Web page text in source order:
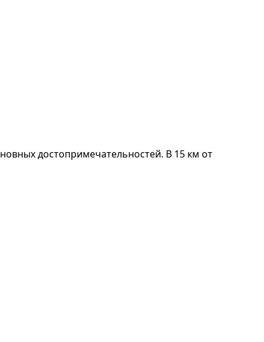
достопримечательностей. В 15 км от